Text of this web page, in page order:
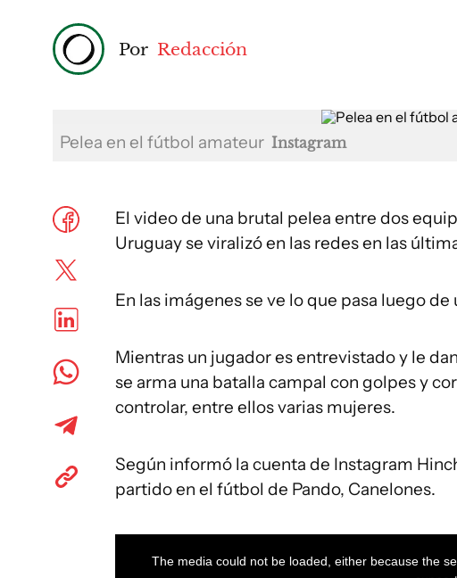
Por Redacción
Pelea en el fútbol amateur Instagram
El video de una brutal pelea entre dos
Uruguay se viralizó en las redes en las
En las imágenes se ve lo que pasa luego de
Mientras un jugador es entrevistado y le
se arma una batalla campal con golpes y
controlar, entre ellos varias mujeres.
Según informó la cuenta de Instagram
partido en el fútbol de Pando, Canelones.
The media could not be loaded, either because the